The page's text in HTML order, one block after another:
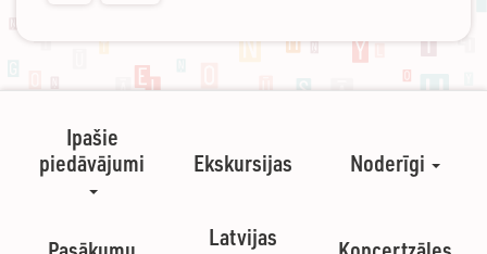
Ipašie
piedāvājumi
Ekskursijas Noderīgi
Latvijas